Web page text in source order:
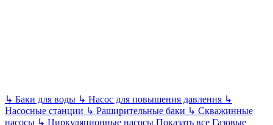
↳ Баки для воды ↳ Насос для повышения давления ↳
Насосные станции ↳ Раширительные баки ↳ Скважинные
насосы ↳ Циркуляционные насосы Показать все Газовые